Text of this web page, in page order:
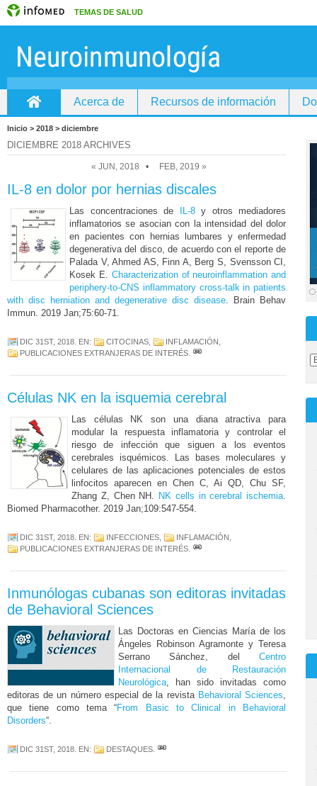
TEMAS DE SALUD
Acerca de Recursos de información
Inicio > 2018 > diciembre
DICIEMBRE 2018 ARCHIVES
« JUN, 2018 • FEB, 2019 »
IL-8 en dolor por hernias discales
Las concentraciones de IL-8y otros mediadores
inflamatorios se asocian con la intensidad del dolor
en pacientes con hernias lumbares y enfermedad
degenerativa del disco, de acuerdo con el reporte de
Palada V, Ahmed AS, Finn A, Berg S, Svensson CI,
Kosek E. Characterization of neuroinflammation and
periphery-to-CNS inflammatory cross-talk in patients
with disc herniation and degenerative disc disease. Brain Behav
Immun. 2019 Jan;75:60-71.
DIC 31ST, 2018 . EN: CITOCINAS INFLAMACIÓN
PUBLICACIONES EXTRANJERAS DE INTERÉS
Células NK en la isquemia cerebral
Las células NK son una diana atractiva para
modular la respuesta inflamatoria y controlar el
riesgo de infección que siguen a los eventos
cerebrales isquémicos. Las bases moleculares y
celulares de las aplicaciones potenciales de estos
linfocitos aparecen en Chen C, Ai QD, Chu SF,
Zhang Z, Chen NH. NK cells in cerebral ischemia.
Biomed Pharmacother. 2019 Jan;109:547-554.
DIC 31ST, 2018 . EN: INFECCIONES INFLAMACIÓN
PUBLICACIONES EXTRANJERAS DE INTERÉS
Inmunólogas cubanas son editoras invitadas
de Behavioral Sciences
Las Doctoras en Ciencias María de los
Ángeles Robinson Agramonte y Teresa
Serrano Sánchez, delCentro
Internacional de Restauración
Neurológica, han sido invitadas como
editoras de un número especial de la revista Behavioral Sciences,
que tiene como tema “From Basic to Clinical in Behavioral
Disorders“.
DIC 31ST, 2018 . EN: DESTAQUES